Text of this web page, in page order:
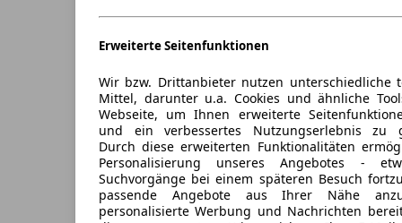
Erweiterte Seitenfunktionen
Wir bzw. Drittanbieter nutzen unterschiedliche
Mittel, darunter u.a. Cookies und ähnliche
Webseite, um Ihnen erweiterte
und ein verbessertes Nutzungserlebnis zu
Durch diese erweiterten Funktionalitäten
Personalisierung unseres Angebotes -
Suchvorgänge bei einem späteren Besuch
passende Angebote aus Ihrer Nähe
personalisierte Werbung und Nachrichten